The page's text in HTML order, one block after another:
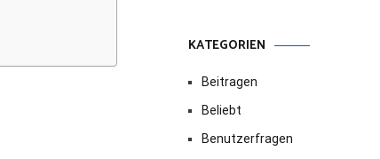
KATEGORIEN
Beitragen
Beliebt
Benutzerfragen